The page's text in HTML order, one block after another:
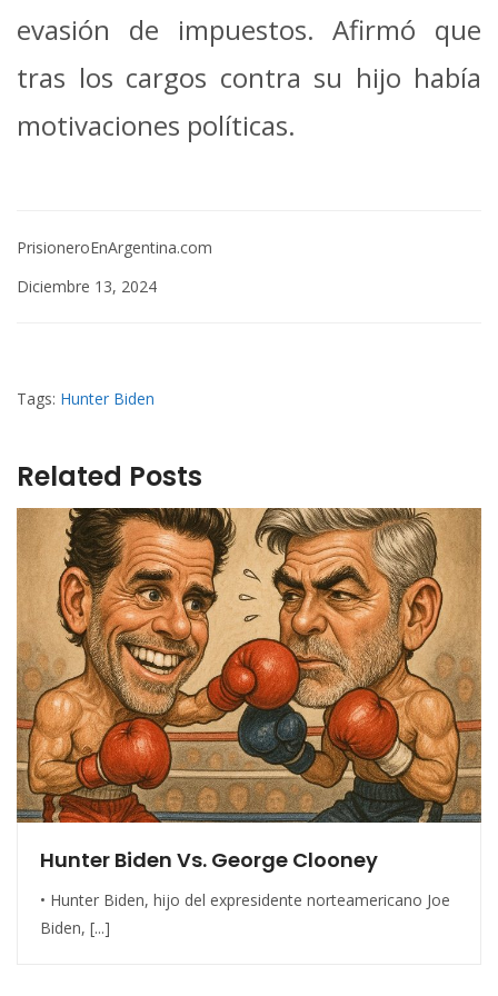
evasión de impuestos. Afirmó que
tras los cargos contra su hijo había
motivaciones políticas.
PrisioneroEnArgentina.com
Diciembre 13, 2024
Tags: Hunter Biden
Related Posts
Hunter Biden Vs. George Clooney
• Hunter Biden, hijo del expresidente norteamericano Joe
Biden, [...]